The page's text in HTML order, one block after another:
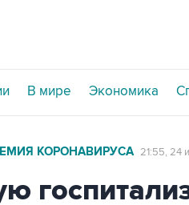
В мире Экономика
КОРОНАВИРУСА 21:55, 24